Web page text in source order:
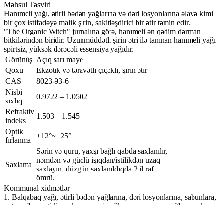
Məhsul Təsviri
Hanımeli yağı, ətirli bədən yağlarına və dəri losyonlarına əlavə kimi
bir çox istifadəyə malik şirin, sakitləşdirici bir ətir təmin edir.
"The Organic Witch" jurnalına görə, hanımeli ən qədim dərman
bitkilərindən biridir. Uzunmüddətli şirin ətri ilə tanınan hanımeli yağı
spirtsiz, yüksək dərəcəli essensiya yağıdır.
Görünüş Açıq sarı maye
Qoxu
Ekzotik və təravətli çiçəkli, şirin ətir
CAS
8023-93-6
Nisbi
sıxlıq
0.9722 – 1.0502
Refraktiv
indeks
1.503 – 1.545
Optik
fırlanma
+12°~+25°
Saxlama
Sərin və quru, yaxşı bağlı qabda saxlanılır,
nəmdən və güclü işıqdan/istilikdən uzaq
saxlayın, düzgün saxlanıldıqda 2 il raf
ömrü.
Kommunal xidmətlər
1. Balqabaq yağı, ətirli bədən yağlarına, dəri losyonlarına, sabunlara,